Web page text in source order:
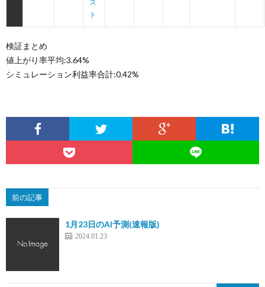
ス
ト
検証まとめ
値上がり率平均:3.64%
シミュレーション利益率合計:0.42%
前の記事
1月23日のAI予測(速報版)
2024.01.23